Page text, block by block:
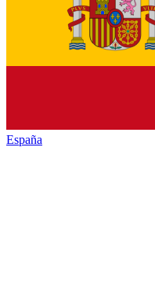
España